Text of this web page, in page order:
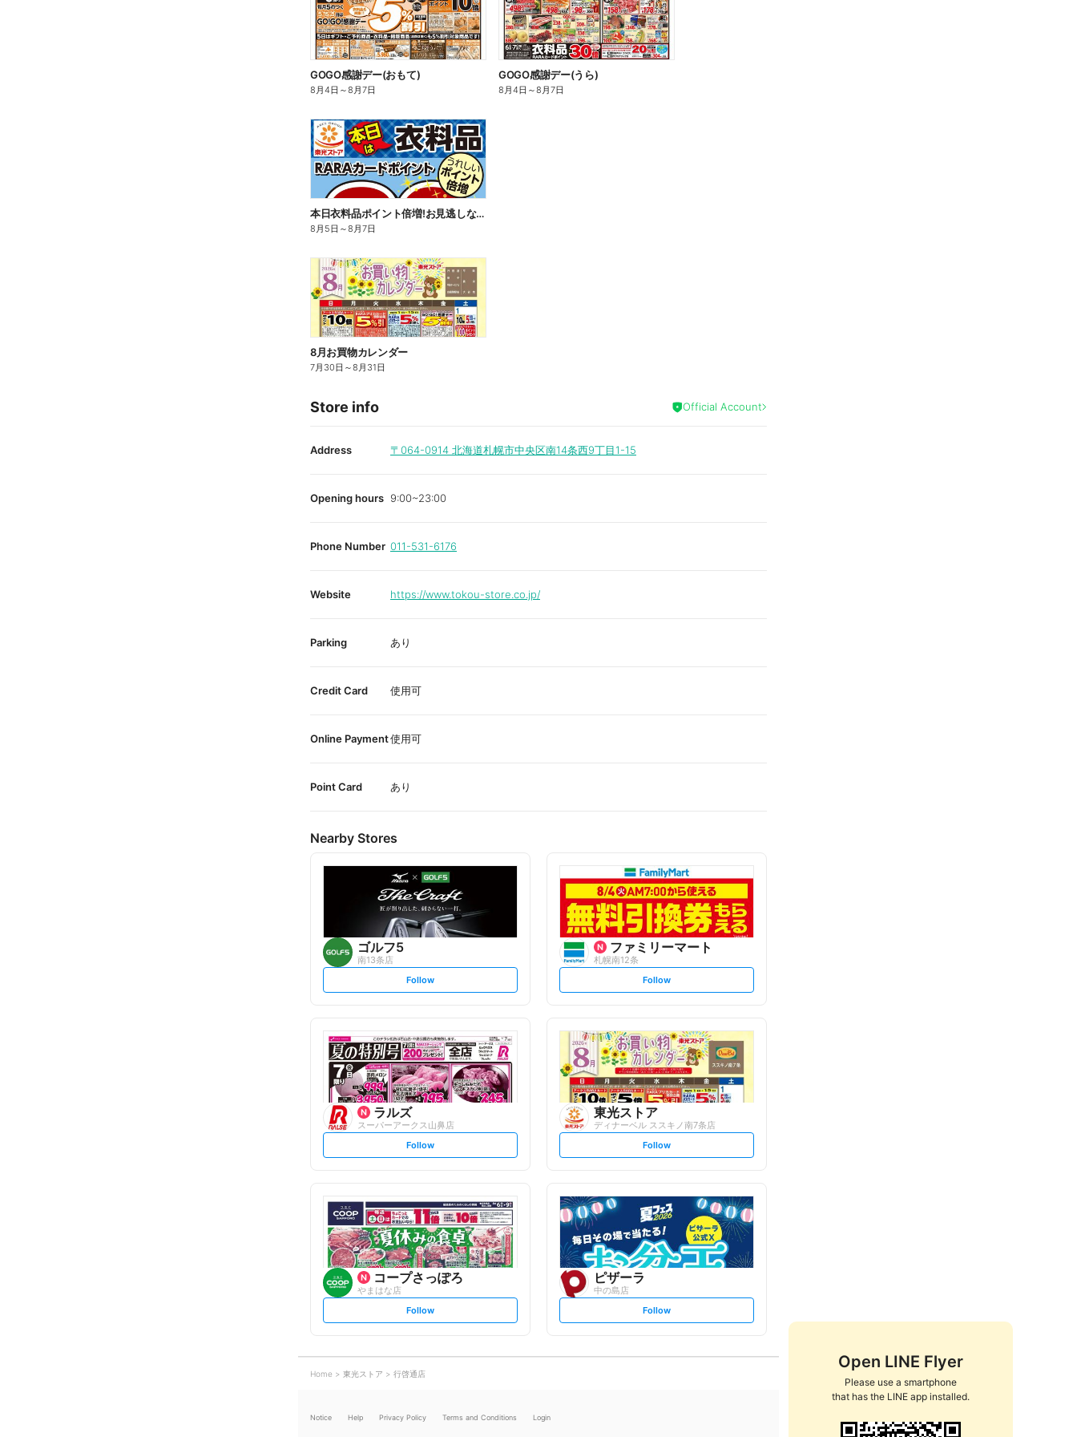
GOGO感謝デー(おもて)
8月4日 ～8月7日
GOGO感謝デー(うら)
8月4日 ～8月7日
本日衣料品ポイント倍増!お見逃しなく!
8月5日 ～8月7日
8月お買物カレンダー
7月30日 ～8月31日
Store info Official Account
Address 〒064-0914 北海道札幌市中央区南14条西9丁目1-15
Opening hours 9:00~23:00
Phone Number 011-531-6176
Website https://www.tokou-store.co.jp/
Parking あり
Credit Card 使用可
Online Payment使用可
Point Card あり
Nearby Stores
ゴルフ5
南13条店
s
t
o
w
Follow
ファミリーマート
札幌南12条
s
t
l
o
w
Follow
ラルズ
スーパーアークス山鼻店
s
t
o
w
Follow
東光ストア
ディナーベル ススキノ南7条店
s
t
l
o
w
Follow
コープさっぽろ
やまはな店
s
t
o
w
Follow
ピザーラ
中の島店
s
t
Follow
Open LINE Flyer
Please use a smartphone
that has the LINE app installed.
Home 東光ストア 行啓通店
Notice Help Privacy Policy Terms and Conditions Login